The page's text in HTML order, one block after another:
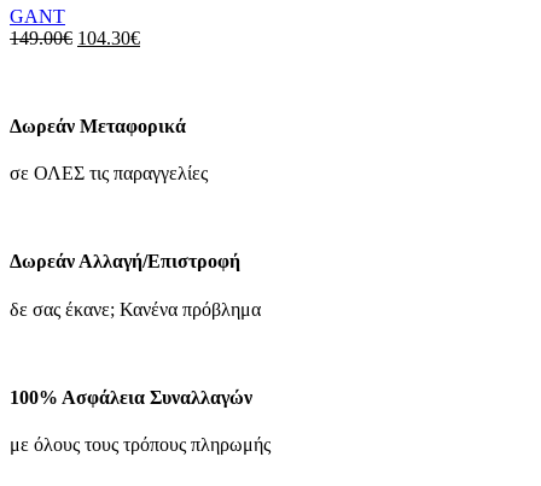
μπορούν
σελίδα
προϊόντος
GANT
149.00€ Original
104.30€Η
104.30€.
Δωρεάν Μεταφορικά
σε ΟΛΕΣ τις παραγγελίες
Δωρεάν Αλλαγή/Επιστροφή
δε σας έκανε; Κανένα πρόβλημα
100% Ασφάλεια Συναλλαγών
με όλους τους τρόπους πληρωμής